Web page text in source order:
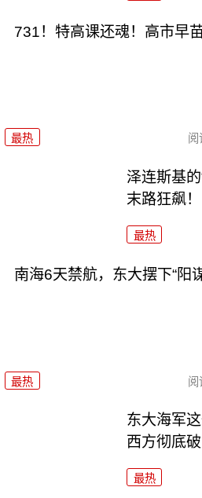
731！特高课还魂！高市早
最热 阅
泽连斯基
末路狂飙！
最热
南海6天禁航，东大摆下“阳
最热 阅
东大海军
西方彻底破
最热